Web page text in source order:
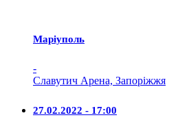
Маріуполь
-
Славутич Арена, Запоріжжя
27.02.2022 - 17:00